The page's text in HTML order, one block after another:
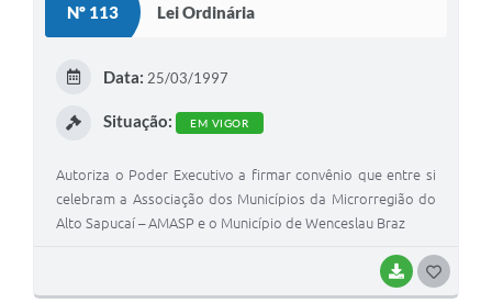
Nº 113 Lei Ordinária
BAIXAR
Data: 25/03/1997
Situação: EM VIGOR
Autoriza o Poder Executivo a firmar convênio que entre si
celebram a Associação dos Municípios da Microrregião do
Alto Sapucaí – AMASP e o Município de Wenceslau Braz